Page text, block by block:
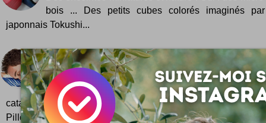
bois ... Des petits cubes colorés imaginés
japonnais Tokushi...
Cravate gonflable
Avoir une allure casual oui, mais avec tout le
habilement au bureau ... ou éviter les
catastrophes aériennes ... Bon, voilà le concept : des
Pillow Tie à gonfler pour piquer un petit somme dans un...